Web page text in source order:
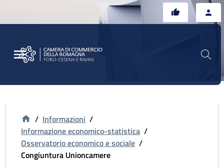
/ Informazioni /
Informazione economico-statistica /
Osservatorio economico e sociale /
Congiuntura Unioncamere